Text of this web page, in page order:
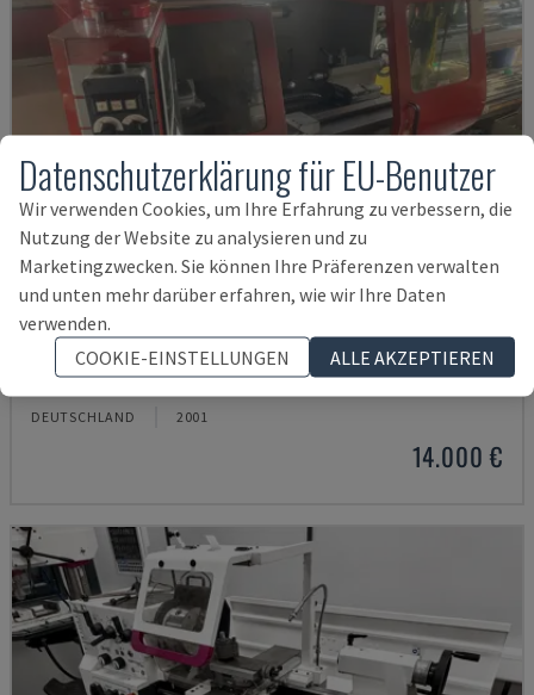
EMCOMAT 200X1000
DEUTSCHLAND 2001
14.000 €
Datenschutzerklärung für EU-Benutzer
Wir verwenden Cookies, um Ihre Erfahrung zu verbessern, die
Nutzung der Website zu analysieren und zu
Marketingzwecken. Sie können Ihre Präferenzen verwalten
und unten mehr darüber erfahren, wie wir Ihre Daten
verwenden.
COOKIE-EINSTELLUNGEN
ALLE AKZEPTIEREN